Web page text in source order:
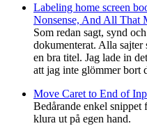
Labeling home screen
Nonsense, And All That
Som redan sagt, synd
dokumenterat. Alla
en bra titel. Jag lade in
att jag inte glömmer bort
Move Caret to End of
Bedårande enkel
klura ut på egen hand.